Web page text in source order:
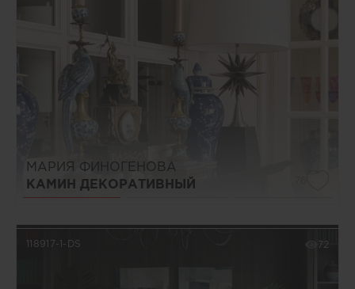
МАРИЯ ФИНОГЕНОВА
КАМИН ДЕКОРАТИВНЫЙ
118917-1-DS 72